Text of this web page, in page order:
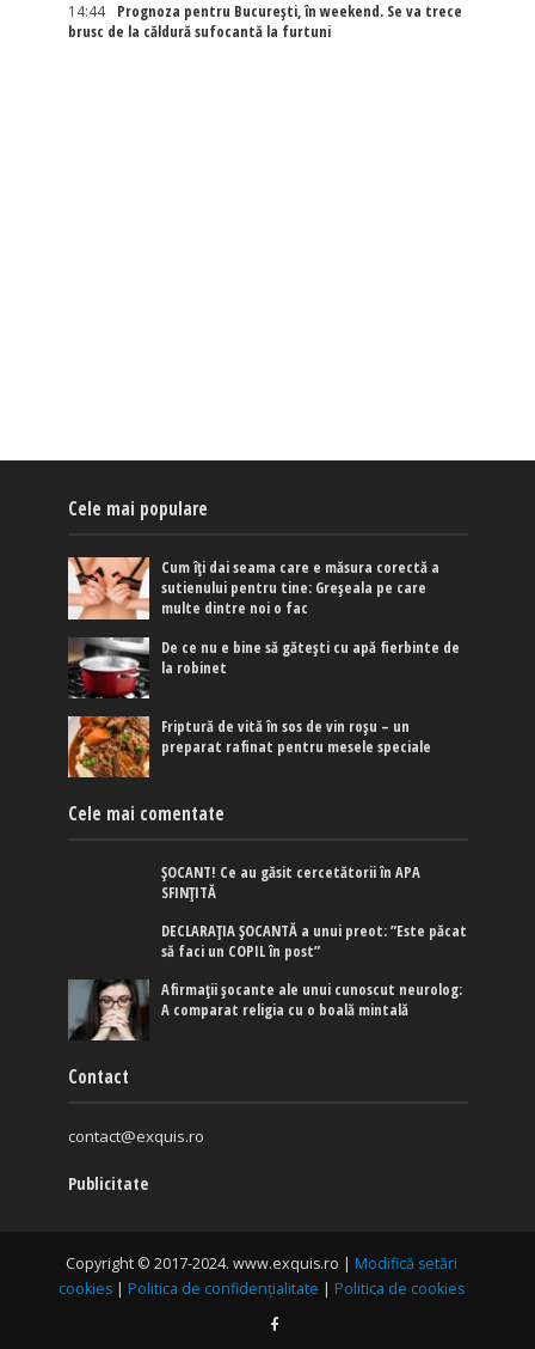
14:44
Prognoza pentru București, în weekend. Se va trece
brusc de la căldură sufocantă la furtuni
Cele mai populare
Cum îți dai seama care e măsura corectă a
sutienului pentru tine: Greșeala pe care
multe dintre noi o fac
De ce nu e bine să gătești cu apă fierbinte de
la robinet
Friptură de vită în sos de vin roșu – un
preparat rafinat pentru mesele speciale
Cele mai comentate
ȘOCANT! Ce au găsit cercetătorii în APA
SFINȚITĂ
DECLARAȚIA ȘOCANTĂ a unui preot: ”Este păcat
să faci un COPIL în post”
Afirmaţii şocante ale unui cunoscut neurolog:
A comparat religia cu o boală mintală
Contact
contact@exquis.ro
Publicitate
Copyright © 2017-2024. www.exquis.ro | Modifică setări
cookies | Politica de confidențialitate | Politica de cookies